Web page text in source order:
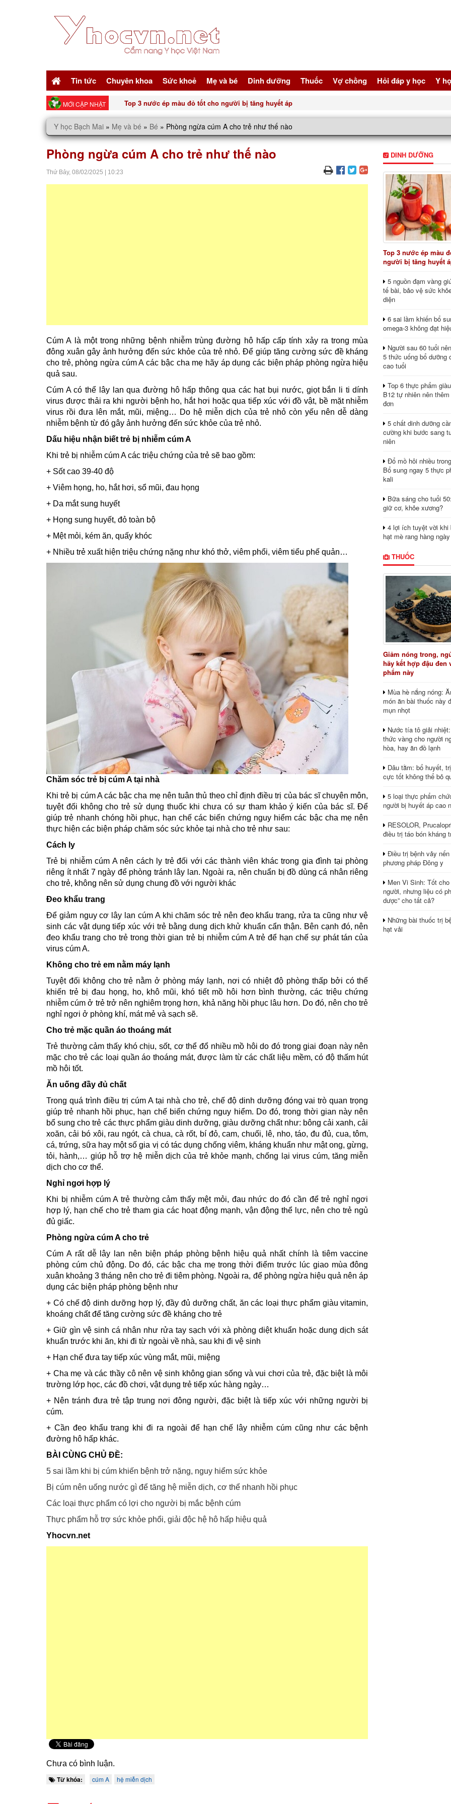
Tin tức Chuyên khoa Sức khoẻ Mẹ và bé Dinh dưỡng Thuốc Vợ chồng Hỏi đáp y học Y
MỚI CẬP NHẬT Top 3 nước ép màu đỏ tốt cho người bị tăng huyết áp
Y học Bạch Mai » Mẹ và bé » Bé » Phòng ngừa cúm A cho trẻ như thế nào
Phòng ngừa cúm A cho trẻ như thế nào
Thứ Bảy, 08/02/2025 10:23
Cúm A là một trong những bệnh nhiễm trùng đường hô hấp cấp tính xảy ra trong mùa
đông xuân gây ảnh hưởng đến sức khỏe của trẻ nhỏ. Để giúp tăng cường sức đề kháng
cho trẻ, phòng ngừa cúm A các bậc cha mẹ hãy áp dụng các biện pháp phòng ngừa hiệu
quả sau.
Cúm A có thể lây lan qua đường hô hấp thông qua các hạt bụi nước, giọt bắn li ti dính
virus được thải ra khi người bệnh ho, hắt hơi hoặc qua tiếp xúc với đồ vật, bề mặt nhiễm
virus rồi đưa lên mắt, mũi, miệng… Do hệ miễn dịch của trẻ nhỏ còn yếu nên dễ dàng
nhiễm bệnh từ đó gây ảnh hưởng đến sức khỏe của trẻ nhỏ.
Dấu hiệu nhận biết trẻ bị nhiễm cúm A
Khi trẻ bị nhiễm cúm A các triệu chứng của trẻ sẽ bao gồm:
+ Sốt cao 39-40 độ
+ Viêm họng, ho, hắt hơi, sổ mũi, đau họng
+ Da mắt sung huyết
+ Họng sung huyết, đỏ toàn bộ
+ Mệt mỏi, kém ăn, quấy khóc
+ Nhiều trẻ xuất hiện triệu chứng nặng như khó thở, viêm phổi, viêm tiểu phế quản…
Chăm sóc trẻ bị cúm A tại nhà
Khi trẻ bị cúm A các bậc cha mẹ nên tuân thủ theo chỉ định điều trị của bác sĩ chuyên môn,
tuyệt đối không cho trẻ sử dụng thuốc khi chưa có sự tham khảo ý kiến của bác sĩ. Để
giúp trẻ nhanh chóng hồi phục, hạn chế các biến chứng nguy hiểm các bậc cha mẹ nên
thực hiện các biện pháp chăm sóc sức khỏe tại nhà cho trẻ như sau:
Cách ly
Trẻ bị nhiễm cúm A nên cách ly trẻ đối với các thành viên khác trong gia đình tại phòng
riêng ít nhất 7 ngày để phòng tránh lây lan. Ngoài ra, nên chuẩn bị đồ dùng cá nhân riêng
cho trẻ, không nên sử dụng chung đồ với người khác
Đeo khẩu trang
Để giảm nguy cơ lây lan cúm A khi chăm sóc trẻ nên đeo khẩu trang, rửa ta cũng như vệ
sinh các vật dụng tiếp xúc với trẻ bằng dung dịch khử khuẩn cẩn thận. Bên cạnh đó, nên
đeo khẩu trang cho trẻ trong thời gian trẻ bị nhiễm cúm A trẻ để hạn chế sự phát tán của
virus cúm A.
Không cho trẻ em nằm máy lạnh
Tuyệt đối không cho trẻ nằm ở phòng máy lạnh, nơi có nhiệt độ phòng thấp bởi có thể
khiến trẻ bị đau họng, ho, khô mũi, khó tiết mồ hôi hơn bình thường, các triệu chứng
nhiễm cúm ở trẻ trở nên nghiêm trọng hơn, khả năng hồi phục lâu hơn. Do đó, nên cho trẻ
nghỉ ngơi ở phòng khí, mát mẻ và sạch sẽ.
Cho trẻ mặc quần áo thoáng mát
Trẻ thường cảm thấy khó chịu, sốt, cơ thể đổ nhiều mồ hôi do đó trong giai đoạn này nên
mặc cho trẻ các loại quần áo thoáng mát, được làm từ các chất liệu mềm, có độ thấm hút
mồ hôi tốt.
Ăn uống đầy đủ chất
Trong quá trình điều trị cúm A tại nhà cho trẻ, chế độ dinh dưỡng đóng vai trò quan trọng
giúp trẻ nhanh hồi phục, hạn chế biến chứng nguy hiểm. Do đó, trong thời gian này nên
bổ sung cho trẻ các thực phẩm giàu dinh dưỡng, giàu dưỡng chất như: bông cải xanh, cải
xoăn, cải bó xôi, rau ngót, cà chua, cà rốt, bí đỏ, cam, chuối, lê, nho, táo, đu đủ, cua, tôm,
cá, trứng, sữa hay một số gia vị có tác dụng chống viêm, kháng khuẩn như mật ong, gừng,
tỏi, hành,… giúp hỗ trợ hệ miễn dịch của trẻ khỏe mạnh, chống lại virus cúm, tăng miễn
dịch cho cơ thể.
Nghỉ ngơi hợp lý
Khi bị nhiễm cúm A trẻ thường cảm thấy mệt mỏi, đau nhức do đó cần để trẻ nghỉ ngơi
hợp lý, hạn chế cho trẻ tham gia các hoạt động mạnh, vận động thể lực, nên cho trẻ ngủ
đủ giấc.
Phòng ngừa cúm A cho trẻ
Cúm A rất dễ lây lan nên biện pháp phòng bệnh hiệu quả nhất chính là tiêm vaccine
phòng cúm chủ động. Do đó, các bậc cha mẹ trong thời điểm trước lúc giao mùa đông
xuân khoảng 3 tháng nên cho trẻ đi tiêm phòng. Ngoài ra, để phòng ngừa hiệu quả nên áp
dụng các biện pháp phòng bệnh như
+ Có chế độ dinh dưỡng hợp lý, đầy đủ dưỡng chất, ăn các loại thực phẩm giàu vitamin,
khoáng chất để tăng cường sức đề kháng cho trẻ
+ Giữ gìn vệ sinh cá nhân như rửa tay sạch với xà phòng diệt khuẩn hoặc dung dịch sát
khuẩn trước khi ăn, khi đi từ ngoài về nhà, sau khi đi vệ sinh
+ Hạn chế đưa tay tiếp xúc vùng mắt, mũi, miệng
+ Cha mẹ và các thầy cô nên vệ sinh không gian sống và vui chơi của trẻ, đặc biệt là môi
trường lớp học, các đồ chơi, vật dụng trẻ tiếp xúc hàng ngày…
+ Nên tránh đưa trẻ tập trung nơi đông người, đặc biệt là tiếp xúc với những người bị
cúm.
+ Cần đeo khẩu trang khi đi ra ngoài để hạn chế lây nhiễm cúm cũng như các bệnh
đường hô hấp khác.
BÀI CÙNG CHỦ ĐỀ:
5 sai lầm khi bị cúm khiến bệnh trở nặng, nguy hiểm sức khỏe
Bị cúm nên uống nước gì để tăng hệ miễn dịch, cơ thể nhanh hồi phục
Các loại thực phẩm có lợi cho người bị mắc bệnh cúm
Thực phẩm hỗ trợ sức khỏe phổi, giải độc hệ hô hấp hiệu quả
Yhocvn.net
Chưa có bình luận.
Từ khóa: cúm A hệ miễn dịch
DINH DƯỠNG
Top 3 nước ép màu
người bị tăng huyết
5 nguồn đạm vàng
tế bài, bảo vệ sức
diện
6 sai lầm khiến bổ
omega-3 không đạt
Người sau 60 tuổi
5 thức uống bổ dưỡng
cao tuổi
Top 6 thực phẩm
B12 tự nhiên nên
đơn
5 chất dinh dưỡng
cường khi bước sang
niên
Đổ mồ hôi nhiều
Bổ sung ngay 5 thực
kali
Bữa sáng cho tuổi
giữ cơ, khỏe xương?
4 lợi ích tuyệt vời khi
hạt mè rang hàng ngày
THUỐC
Giảm nóng trong,
hãy kết hợp đậu đen
phẩm này
Mùa hè nắng nóng:
món ăn bài thuốc này
mụn nhọt
Nước tía tô giải
thức vàng cho người
hòa, hay ăn đồ lạnh
Dâu tằm: bổ huyết,
cực tốt không thể bỏ
5 loại thực phẩm
người bị huyết áp cao
RESOLOR,
điều trị táo bón kháng
Điều trị bệnh vảy nến
phương pháp Đông y
Men Vi Sinh: Tốt
người, nhưng liệu có
dược” cho tất cả?
Những bài thuốc trị
hạt vải